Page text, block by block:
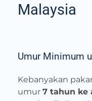
Malaysia
Umur Minimum
Kebanyakan
umur 7 tahun ke